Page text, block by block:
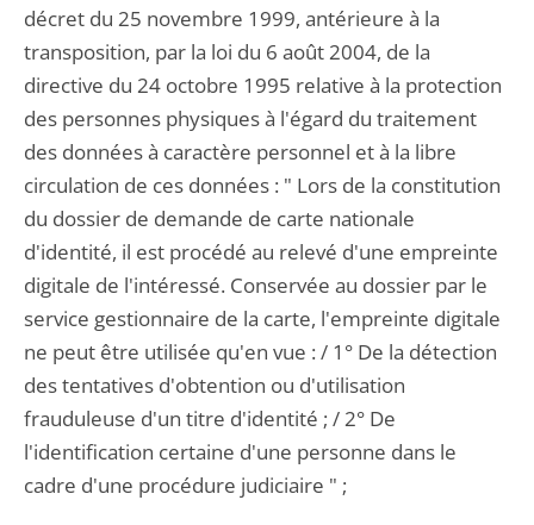
décret du 25 novembre 1999, antérieure à la
transposition, par la loi du 6 août 2004, de la
directive du 24 octobre 1995 relative à la protection
des personnes physiques à l'égard du traitement
des données à caractère personnel et à la libre
circulation de ces données : " Lors de la constitution
du dossier de demande de carte nationale
d'identité, il est procédé au relevé d'une empreinte
digitale de l'intéressé. Conservée au dossier par le
service gestionnaire de la carte, l'empreinte digitale
ne peut être utilisée qu'en vue : / 1° De la détection
des tentatives d'obtention ou d'utilisation
frauduleuse d'un titre d'identité ; / 2° De
l'identification certaine d'une personne dans le
cadre d'une procédure judiciaire " ;